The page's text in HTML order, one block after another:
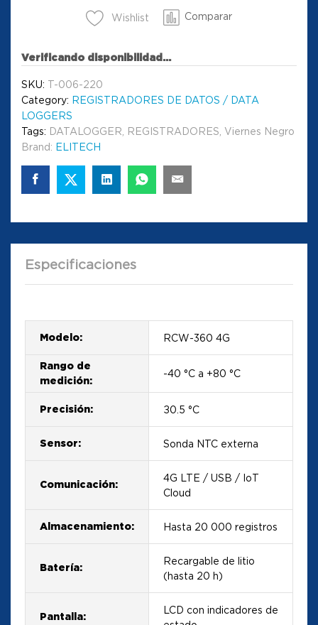
Wishlist Comparar
Verificando disponibilidad...
SKU: T-006-220
Category: REGISTRADORES DE DATOS / DATA
LOGGERS
Tags: DATALOGGER REGISTRADORES Viernes Negro
Brand: ELITECH
Especificaciones
Modelo: RCW-360 4G
Rango de
medición:
-40 °C a +80 °C
Precisión: ±0.5 °C
Sensor: Sonda NTC externa
Comunicación:
4G LTE / USB / IoT
Cloud
Almacenamiento: Hasta 20 000 registros
Batería:
Recargable de litio
(hasta 20 h)
Pantalla:
LCD con indicadores de